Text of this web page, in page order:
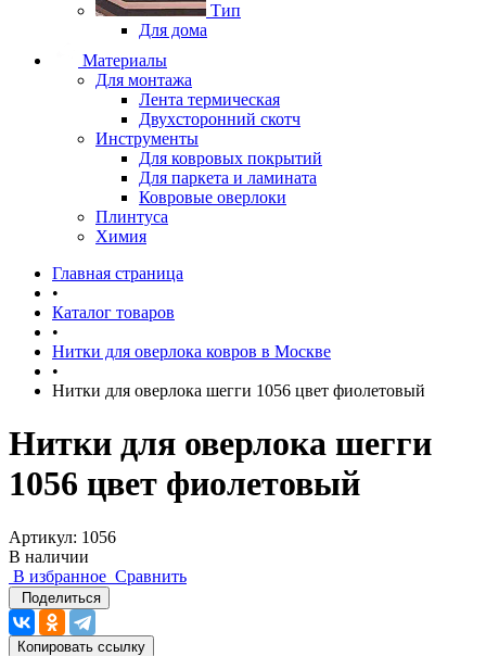
Тип
Для дома
Материалы
Для монтажа
Лента термическая
Двухсторонний скотч
Инструменты
Для ковровых покрытий
Для паркета и ламината
Ковровые оверлоки
Плинтуса
Химия
Главная страница
•
Каталог товаров
•
Нитки для оверлока ковров в Москве
•
Нитки для оверлока шегги 1056 цвет фиолетовый
Нитки для оверлока шегги
1056 цвет фиолетовый
Артикул: 1056
В наличии
В избранное Сравнить
Поделиться
Копировать ссылку